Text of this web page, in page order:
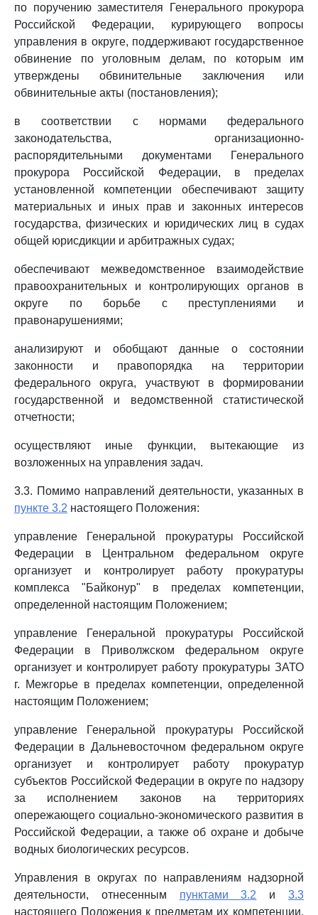
по поручению заместителя Генерального прокурора
Российской Федерации, курирующего вопросы
управления в округе, поддерживают государственное
обвинение по уголовным делам, по которым им
утверждены обвинительные заключения или
обвинительные акты (постановления);
в соответствии с нормами федерального
законодательства, организационно-
распорядительными документами Генерального
прокурора Российской Федерации, в пределах
установленной компетенции обеспечивают защиту
материальных и иных прав и законных интересов
государства, физических и юридических лиц в судах
общей юрисдикции и арбитражных судах;
обеспечивают межведомственное взаимодействие
правоохранительных и контролирующих органов в
округе по борьбе с преступлениями и
правонарушениями;
анализируют и обобщают данные о состоянии
законности и правопорядка на территории
федерального округа, участвуют в формировании
государственной и ведомственной статистической
отчетности;
осуществляют иные функции, вытекающие из
возложенных на управления задач.
3.3. Помимо направлений деятельности, указанных в
пункте 3.2 настоящего Положения:
управление Генеральной прокуратуры Российской
Федерации в Центральном федеральном округе
организует и контролирует работу прокуратуры
комплекса "Байконур" в пределах компетенции,
определенной настоящим Положением;
управление Генеральной прокуратуры Российской
Федерации в Приволжском федеральном округе
организует и контролирует работу прокуратуры ЗАТО
г. Межгорье в пределах компетенции, определенной
настоящим Положением;
управление Генеральной прокуратуры Российской
Федерации в Дальневосточном федеральном округе
организует и контролирует работу прокуратур
субъектов Российской Федерации в округе по надзору
за исполнением законов на территориях
опережающего социально-экономического развития в
Российской Федерации, а также об охране и добыче
водных биологических ресурсов.
Управления в округах по направлениям надзорной
деятельности, отнесенным пунктами 3.2 и3.3
настоящего Положения к предметам их компетенции,